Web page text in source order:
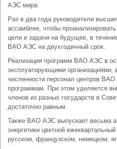
АЭС мира.
Раз в два года руководители
ассамблее, чтобы
цели и задачи на будущее, в
ВАО АЭС на двухгодичный срок.
Реализация программ ВАО АЭС в
эксплуатирующими организациями,
численности персонал центров
программам. При этом уделяется
членов из разных государств в
достаточно равным.
Также ВАО АЭС выпускает весьма
энергетики цветной
русском, французском, немецком,